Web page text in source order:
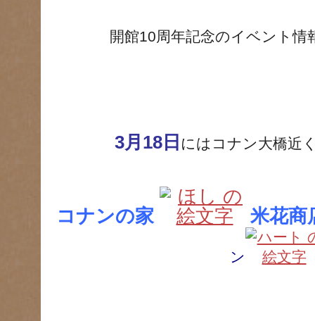
開館10周年記念のイベント情
3月18日 にはコナン大橋近
コナンの家 米花商
ン